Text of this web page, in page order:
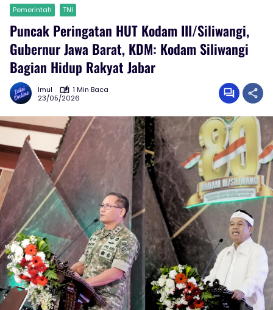
Pemerintah TNI
Puncak Peringatan HUT Kodam III/Siliwangi,
Gubernur Jawa Barat, KDM: Kodam Siliwangi
Bagian Hidup Rakyat Jabar
Imul
1 Min Baca
23/05/2026